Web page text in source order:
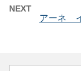
NEXT
アーネ